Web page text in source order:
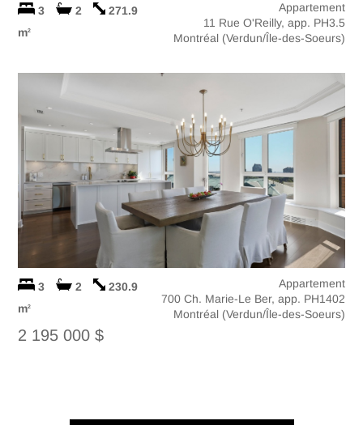
3 2
271.9
m2
Appartement
11 Rue O'Reilly, app. PH3.5
Montréal (Verdun/Île-des-Soeurs)
3 2
230.9
m2
2 195 000 $
Appartement
700 Ch. Marie-Le Ber, app. PH1402
Montréal (Verdun/Île-des-Soeurs)